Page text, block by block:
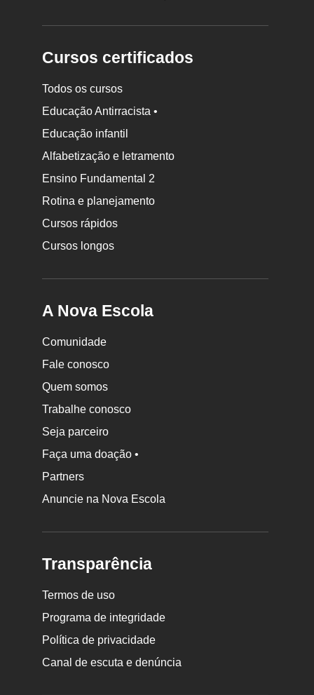
Cursos certificados
Todos os cursos
Educação Antirracista •
Educação infantil
Alfabetização e letramento
Ensino Fundamental 2
Rotina e planejamento
Cursos rápidos
Cursos longos
A Nova Escola
Comunidade
Fale conosco
Quem somos
Trabalhe conosco
Seja parceiro
Faça uma doação •
Partners
Anuncie na Nova Escola
Transparência
Termos de uso
Programa de integridade
Política de privacidade
Canal de escuta e denúncia